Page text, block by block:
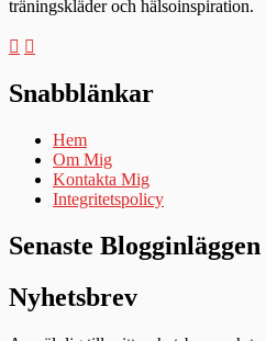
träningskläder och hälsoinspiration.
Snabblänkar
Hem
Om Mig
Kontakta Mig
Integritetspolicy
Senaste Blogginläggen
Nyhetsbrev